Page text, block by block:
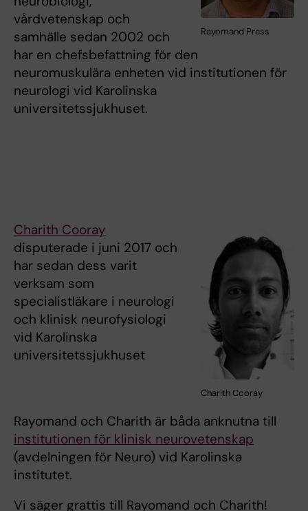
Rayomand Press
vårdvetenskap och
samhälle sedan 2002 och
har en chefsbefattning för den
neuromuskulära enheten vid institutionen för
neurologi vid Karolinska
universitetssjukhuset.
Charith Cooray
Charith Cooray
disputerade i juni 2017 och
har sedan dess varit
verksam som
specialistläkare i neurologi
och klinisk neurofysiologi
vid Karolinska
universitetssjukhuset
Rayomand och Charith är båda anknutna till
institutionen för klinisk neurovetenskap
(avdelningen för Neuro) vid Karolinska
institutet.
Vi säger grattis till Rayomand och Charith!